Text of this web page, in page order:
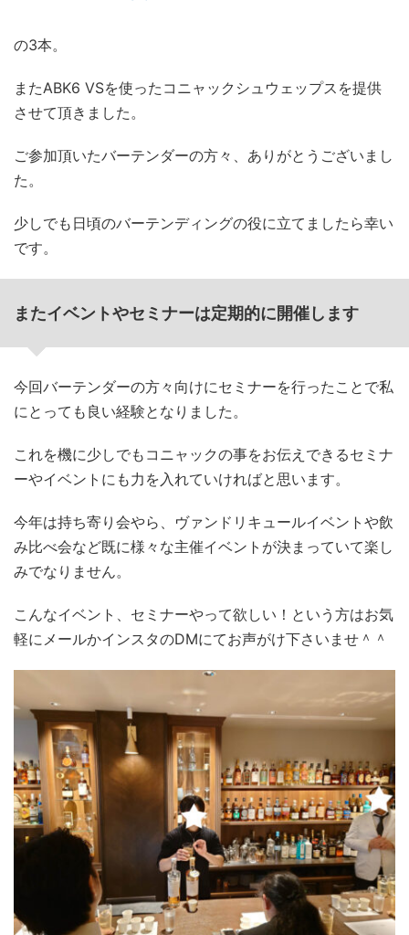
の3本。
またABK6 VSを使ったコニャックシュウェップスを提供
させて頂きました。
ご参加頂いたバーテンダーの方々、ありがとうございまし
た。
少しでも日頃のバーテンディングの役に立てましたら幸い
です。
またイベントやセミナーは定期的に開催します
今回バーテンダーの方々向けにセミナーを行ったことで私
にとっても良い経験となりました。
これを機に少しでもコニャックの事をお伝えできるセミナ
ーやイベントにも力を入れていければと思います。
今年は持ち寄り会やら、ヴァンドリキュールイベントや飲
み比べ会など既に様々な主催イベントが決まっていて楽し
みでなりません。
こんなイベント、セミナーやって欲しい！という方はお気
軽にメールかインスタのDMにてお声がけ下さいませ＾＾